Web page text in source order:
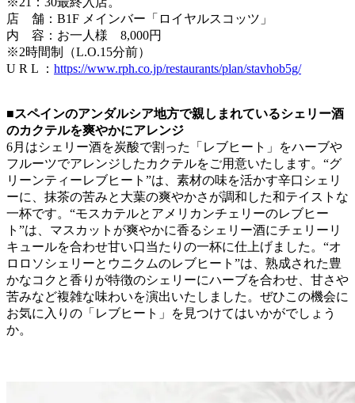
店 舗：B1F メインバー「ロイヤルスコッツ」
内 容：お一人様 8,000円
※2時間制（L.O.15分前）
U R L ： https://www.rph.co.jp/restaurants/plan/stavhob5g/
■スペインのアンダルシア地方で親しまれているシェリー酒
のカクテルを爽やかにアレンジ
6月はシェリー酒を炭酸で割った「レブヒート」をハーブや
フルーツでアレンジしたカクテルをご用意いたします。“グ
リーンティーレブヒート”は、素材の味を活かす辛口シェリ
ーに、抹茶の苦みと大葉の爽やかさが調和した和テイストな
一杯です。“モスカテルとアメリカンチェリーのレブヒー
ト”は、マスカットが爽やかに香るシェリー酒にチェリーリ
キュールを合わせ甘い口当たりの一杯に仕上げました。“オ
ロロソシェリーとウニクムのレブヒート”は、熟成された豊
かなコクと香りが特徴のシェリーにハーブを合わせ、甘さや
苦みなど複雑な味わいを演出いたしました。ぜひこの機会に
お気に入りの「レブヒート」を見つけてはいかがでしょう
か。